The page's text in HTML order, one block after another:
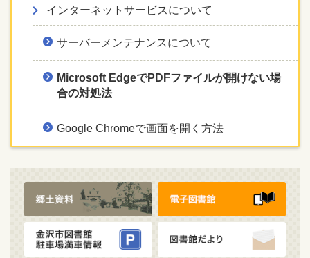
インターネットサービスについて
サーバーメンテナンスについて
Microsoft EdgeでPDFファイルが開けない場
合の対処法
Google Chromeで画面を開く方法